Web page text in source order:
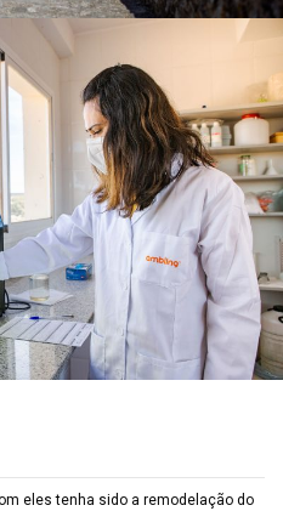
eles tenha sido a remodelação do